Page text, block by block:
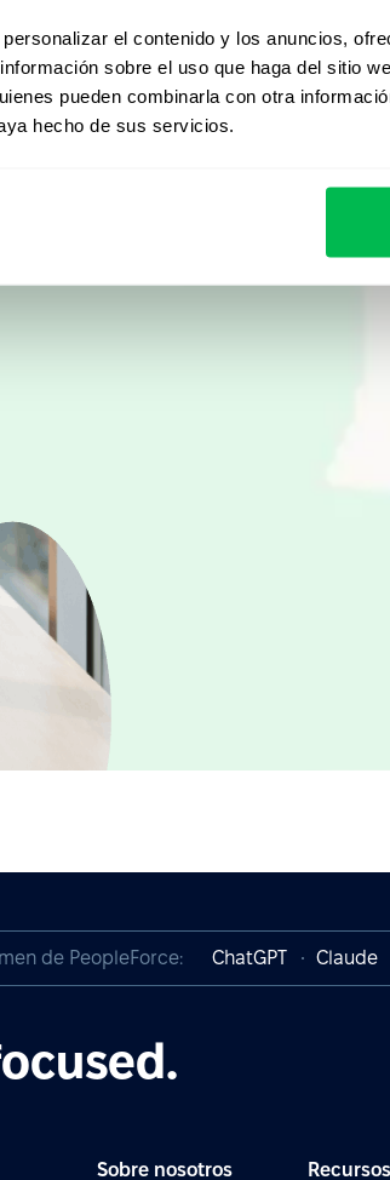
el contenido y los anuncios,
sobre el uso que haga del sitio
pueden combinarla con otra
hecho de sus servicios.
acción
Desde Core HR
descubrí cómo
automatizar
Ver demo en vivo
de PeopleForce: ChatGPT Claude
Sobre nosotros Recursos